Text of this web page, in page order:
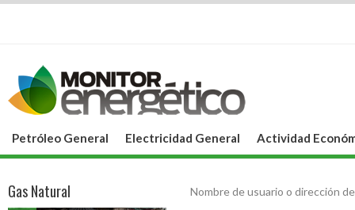
Petróleo General Electricidad General Actividad
Nombre de usuario o dirección
Gas Natural